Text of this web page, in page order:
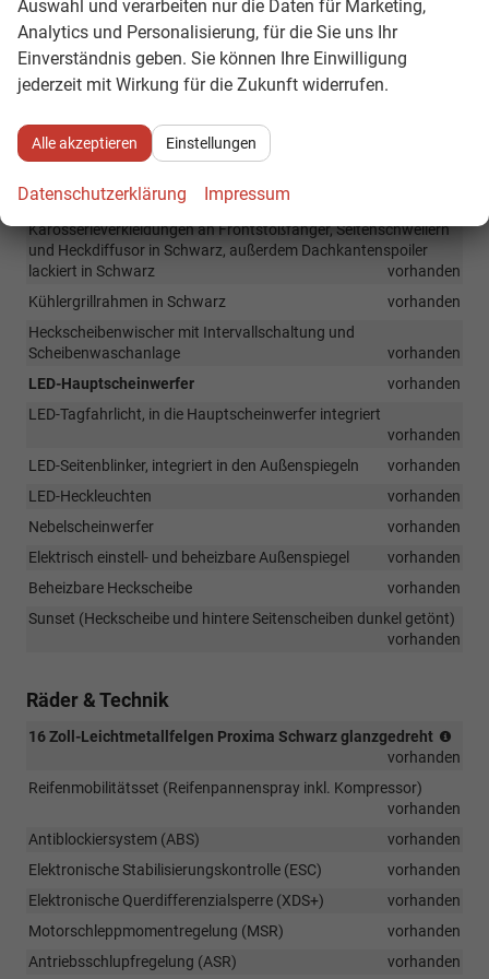
Funkklappschlüsseln
vorhanden
Verkehrszeichenerkennung
vorhanden
Berganfahrassistent
vorhanden
Außen
Stoßfänger lackiert in Wagenfarbe
Außenspiegelkappen lackiert in Schwarz
Karosserieverkleidungen an Frontstoßfänger, Seitenschwellern
und Heckdiffusor in Schwarz, außerdem Dachkantenspoiler
lackiert in Schwarz
vorhanden
Kühlergrillrahmen in Schwarz
vorhanden
Heckscheibenwischer mit Intervallschaltung und
Scheibenwaschanlage
vorhanden
LED-Hauptscheinwerfer
vorhanden
LED-Tagfahrlicht, in die Hauptscheinwerfer integriert
vorhanden
LED-Seitenblinker, integriert in den Außenspiegeln
vorhanden
LED-Heckleuchten
vorhanden
Nebelscheinwerfer
vorhanden
Elektrisch einstell- und beheizbare Außenspiegel
vorhanden
Beheizbare Heckscheibe
vorhanden
Sunset (Heckscheibe und hintere Seitenscheiben dunkel getönt)
vorhanden
Räder & Technik
16 Zoll-Leichtmetallfelgen Proxima Schwarz glanzgedreht
195/
vorhanden
Reifenmobilitätsset (Reifenpannenspray inkl. Kompressor)
vorhanden
Antiblockiersystem (ABS)
vorhanden
Elektronische Stabilisierungskontrolle (ESC)
vorhanden
Elektronische Querdifferenzialsperre (XDS+)
vorhanden
Motorschleppmomentregelung (MSR)
vorhanden
Antriebsschlupfregelung (ASR)
vorhanden
Auswahl und verarbeiten nur die Daten für Marketing,
Analytics und Personalisierung, für die Sie uns Ihr
Einverständnis geben. Sie können Ihre Einwilligung
jederzeit mit Wirkung für die Zukunft widerrufen.
Alle akzeptieren Einstellungen
Datenschutzerklärung Impressum